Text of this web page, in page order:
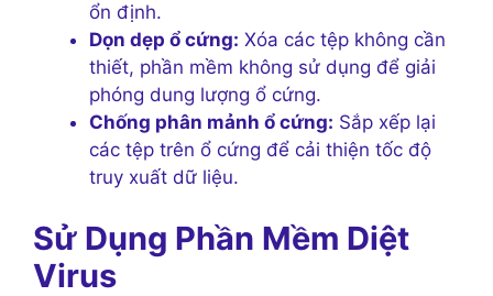
ổn định.
Dọn dẹp ổ cứng: Xóa các tệp không cần
thiết, phần mềm không sử dụng để giải
phóng dung lượng ổ cứng.
Chống phân mảnh ổ cứng: Sắp xếp lại
các tệp trên ổ cứng để cải thiện tốc độ
truy xuất dữ liệu.
Sử Dụng Phần Mềm Diệt
Virus